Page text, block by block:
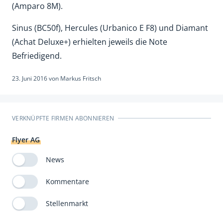
(Amparo 8M).
Sinus (BC50f), Hercules (Urbanico E F8) und Diamant
(Achat Deluxe+) erhielten jeweils die Note
Befriedigend.
23. Juni 2016von Markus Fritsch
VERKNÜPFTE FIRMEN ABONNIEREN
Flyer AG
News
Kommentare
Stellenmarkt